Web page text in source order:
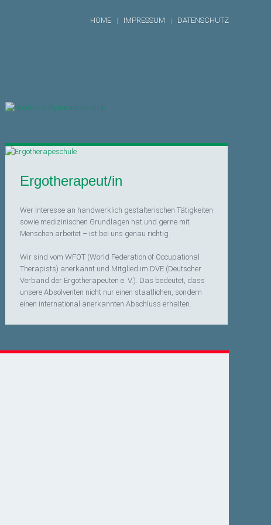
HOME IMPRESSUM DATENSCHUTZ
Ergotherapeut/in
Wer Interesse an handwerklich gestalterischen Tätigkeiten
sowie medizinischen Grundlagen hat und gerne mit
Menschen arbeitet – ist bei uns genau richtig.
Wir sind vom WFOT (World Federation of Occupational
Therapists) anerkannt und Mitglied im DVE (Deutscher
Verband der Ergotherapeuten e. V.). Das bedeutet, dass
unsere Absolventen nicht nur einen staatlichen, sondern
einen international anerkannten Abschluss erhalten.